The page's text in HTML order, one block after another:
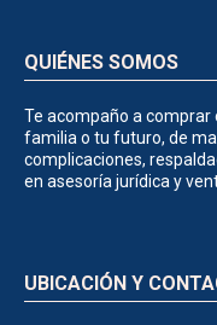
QUIÉNES SOMOS
Te acompaño a comprar
familia o tu futuro, de
complicaciones,
en asesoría jurídica y
UBICACIÓN Y